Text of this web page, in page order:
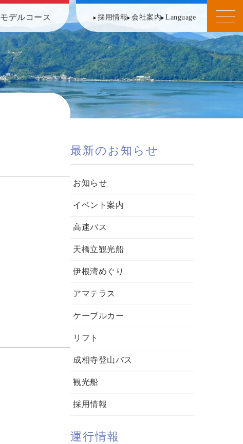
モデルコース 採用情報 会社案内 Language
最新のお知らせ
お知らせ
イベント案内
高速バス
天橋立観光船
伊根湾めぐり
アマテラス
ケーブルカー
リフト
成相寺登山バス
観光船
採用情報
運行情報